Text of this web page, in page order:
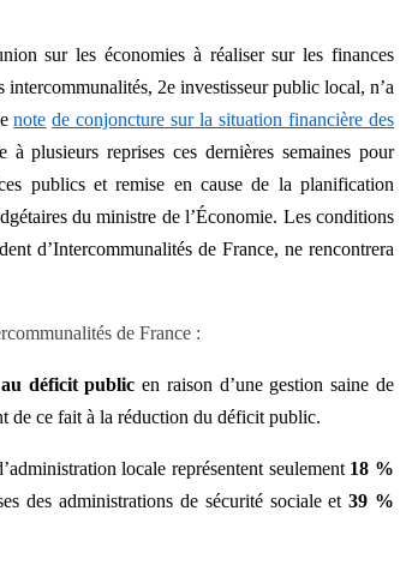
sur les économies à réaliser sur les finances
2e investisseur public local, n’a
note de conjoncture sur la situation financière des
à plusieurs reprises ces dernières semaines pour
publics et remise en cause de la planification
du ministre de l’Économie. Les conditions
d’Intercommunalités de France, ne rencontrera
de France :
au déficit publicen raison d’une gestion saine de
de ce fait à la réduction du déficit public.
locale représentent seulement 18 %
des administrations de sécurité sociale et39 %